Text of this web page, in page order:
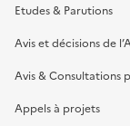
Etudes & Parutions
Avis et décisions de
Avis & Consultations
Appels à projets